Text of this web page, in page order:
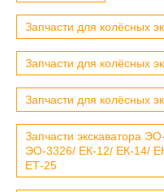
Запчасти для колёсных
Запчасти для колёсных
Запчасти для колёсных
Запчасти экскаватора
ЭО-3326/ ЕК-12/ ЕК-14/
ЕТ-25